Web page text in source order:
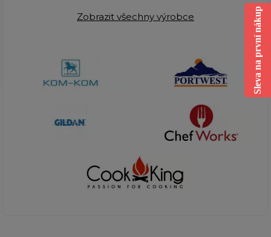
Zobrazit všechny výrobce Sleva na první nákup